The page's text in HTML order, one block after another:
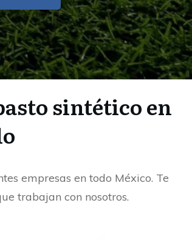
sintético en
empresas en todo México. Te
trabajan con nosotros.